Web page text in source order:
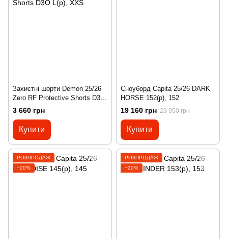
Захистні шорти Demon 25/26
Zero RF Protective Shorts D3O
L(р), XXS
3 660 грн
Купити
Сноуборд Capita 25/26 DARK
HORSE 152(р), 152
19 160 грн 23 950 грн
Купити
РОЗПРОДАЖ
−20%
РОЗПРОДАЖ
−20%